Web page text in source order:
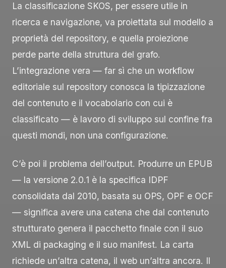
La classificazione SKOS, per essere utile in
ricerca e navigazione, va proiettata sul modello a
proprietà del repository, e quella proiezione
perde parte della struttura del grafo.
L’integrazione vera — far sì che un workflow
editoriale sul repository conosca la tipizzazione
del contenuto e il vocabolario con cui è
classificato — è lavoro di sviluppo sul confine fra
questi mondi, non una configurazione.
C’è poi il problema dell’output. Produrre un EPUB
— la versione 2.0.1 è la specifica IDPF
consolidata dal 2010, basata su OPS, OPF e OCF
— significa avere una catena che dal contenuto
strutturato genera il pacchetto finale con il suo
XML di packaging e il suo manifest. La carta
richiede un’altra catena, il web un’altra ancora. Il